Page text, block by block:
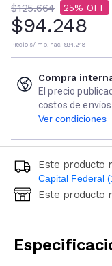
$125.664 25
$94.248
Precio s/imp. nac. $94.248
Compra
El precio
costos de
Ver condiciones
Este producto
Capital Federal
Ingresá código
Este producto